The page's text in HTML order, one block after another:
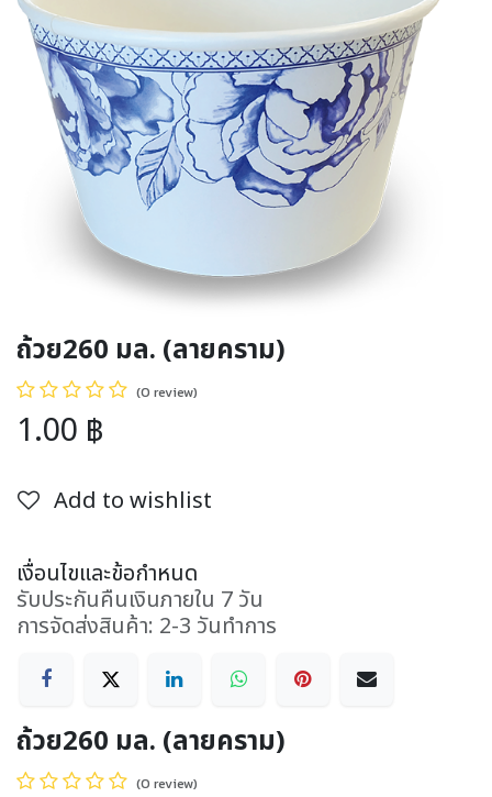
ถ้วย260 มล. (ลายคราม)
(0 review)
1.00 ฿
Add to wishlist
เงื่อนไขและข้อกำหนด
รับประกันคืนเงินภายใน 7 วัน
การจัดส่งสินค้า: 2-3 วันทำการ
ถ้วย260 มล. (ลายคราม)
(0 review)